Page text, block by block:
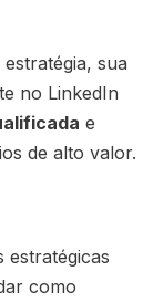
sua
no LinkedIn
e
de alto valor.
estratégicas
como